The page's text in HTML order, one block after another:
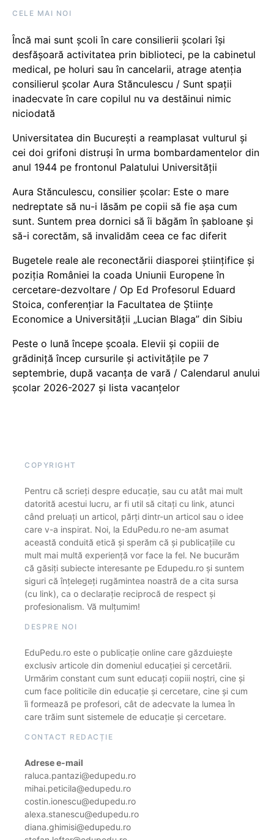
CELE MAI NOI
Încă mai sunt școli în care consilierii școlari își
desfășoară activitatea prin biblioteci, pe la cabinetul
medical, pe holuri sau în cancelarii, atrage atenția
consilierul școlar Aura Stănculescu / Sunt spații
inadecvate în care copilul nu va destăinui nimic
niciodată
Universitatea din București a reamplasat vulturul și
cei doi grifoni distruși în urma bombardamentelor din
anul 1944 pe frontonul Palatului Universității
Aura Stănculescu, consilier școlar: Este o mare
nedreptate să nu-i lăsăm pe copii să fie așa cum
sunt. Suntem prea dornici să îi băgăm în șabloane și
să-i corectăm, să invalidăm ceea ce fac diferit
Bugetele reale ale reconectării diasporei științifice și
poziția României la coada Uniunii Europene în
cercetare-dezvoltare / Op Ed Profesorul Eduard
Stoica, conferențiar la Facultatea de Științe
Economice a Universității „Lucian Blaga” din Sibiu
Peste o lună începe școala. Elevii și copiii de
grădiniță încep cursurile și activitățile pe 7
septembrie, după vacanța de vară / Calendarul anului
școlar 2026-2027 și lista vacanțelor
COPYRIGHT
Pentru că scrieți despre educație, sau cu atât mai mult
datorită acestui lucru, ar fi util să citați cu link, atunci
când preluați un articol, părți dintr-un articol sau o idee
care v-a inspirat. Noi, la EduPedu.ro ne-am asumat
această conduită etică și sperăm că și publicațiile cu
mult mai multă experiență vor face la fel. Ne bucurăm
că găsiți subiecte interesante pe Edupedu.ro și suntem
siguri că înțelegeți rugămintea noastră de a cita sursa
(cu link), ca o declarație reciprocă de respect și
profesionalism. Vă mulțumim!
DESPRE NOI
EduPedu.ro este o publicație online care găzduiește
exclusiv articole din domeniul educației și cercetării.
Urmărim constant cum sunt educați copiii noștri, cine și
cum face politicile din educație și cercetare, cine și cum
îi formează pe profesori, cât de adecvate la lumea în
care trăim sunt sistemele de educație și cercetare.
CONTACT REDACȚIE
Adrese e-mail
raluca.pantazi@edupedu.ro
mihai.peticila@edupedu.ro
costin.ionescu@edupedu.ro
alexa.stanescu@edupedu.ro
diana.ghimisi@edupedu.ro